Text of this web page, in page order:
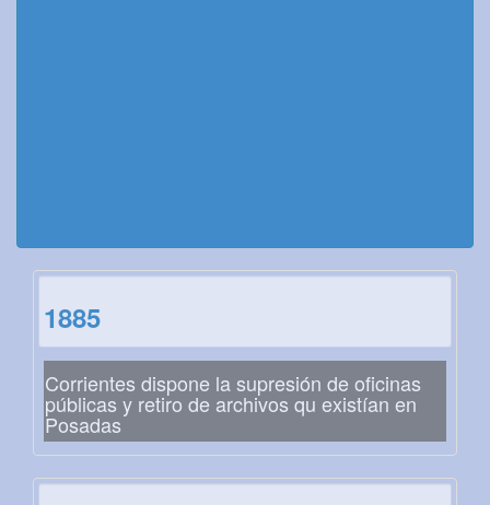
1885
Corrientes dispone la supresión de oficinas
públicas y retiro de archivos qu existían en
Posadas